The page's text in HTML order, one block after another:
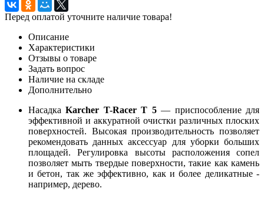
Перед оплатой уточните наличие товара!
Описание
Характеристики
Отзывы о товаре
Задать вопрос
Наличие на складе
Дополнительно
НасадкаKarcher T-RacerT 5— приспособление для
эффективной и аккуратной очистки различных плоских
поверхностей. Высокая производительность позволяет
рекомендовать данных аксессуар для уборки больших
площадей. Регулировка высоты расположения сопел
позволяет мыть твердые поверхности, такие как камень
и бетон, так же эффективно, как и более деликатные -
например, дерево.